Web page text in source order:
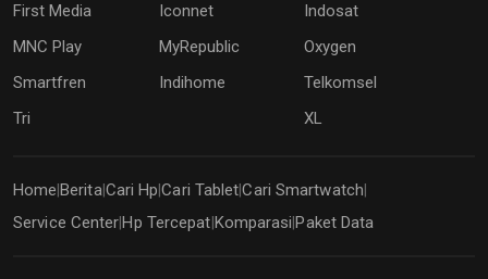
First Media
Iconnet
Indosat
MNC Play
MyRepublic
Oxygen
Smartfren
Indihome
Telkomsel
Tri
XL
Home BeritaCari Hp |Cari Tablet|Cari Smartwatch
Service Center Hp Tercepat Komparasi Paket Data